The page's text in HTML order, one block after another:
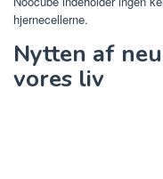
hjernecellerne.
Nytten af
vores liv